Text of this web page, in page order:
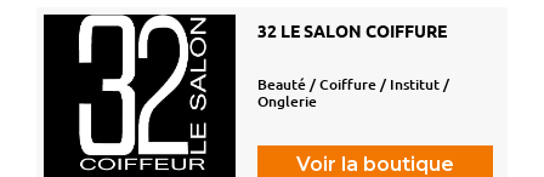
32 LE SALON COIFFURE
Beauté / Coiffure / Institut /
Onglerie
Voir la boutique